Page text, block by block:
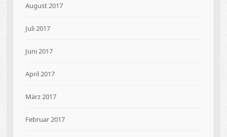
August 2017
Juli 2017
Juni 2017
April 2017
März 2017
Februar 2017